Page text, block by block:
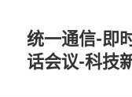
统一通信-即
话会议-科技